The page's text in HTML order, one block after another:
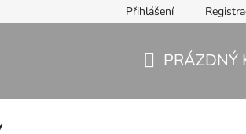
Přihlášení
PRÁZDNÝ